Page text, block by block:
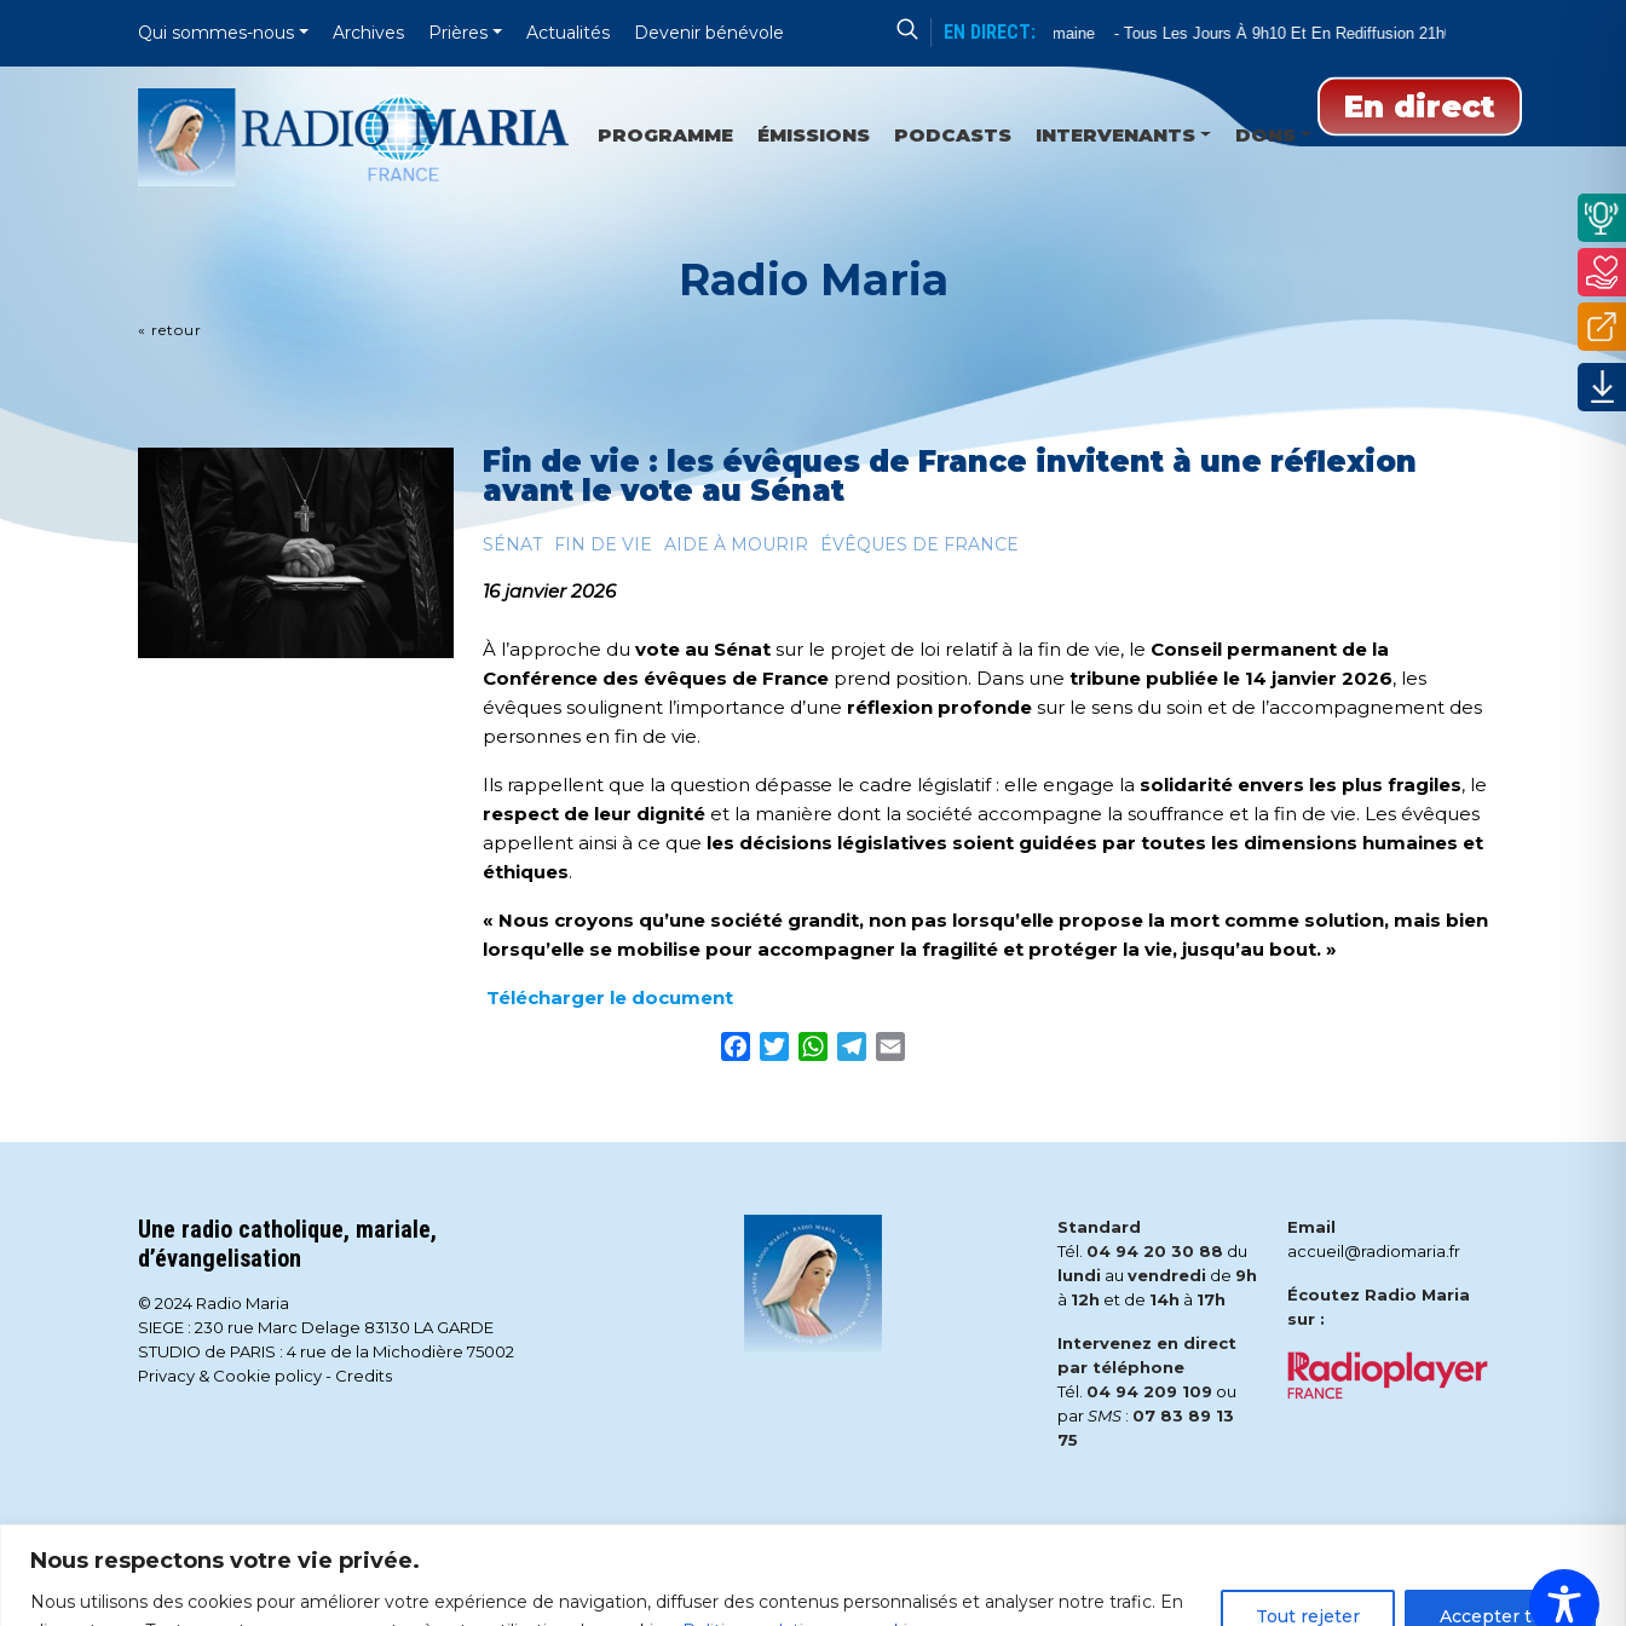
Nous respectons votre vie privée.
Nous utilisons des cookies pour améliorer votre expérience de navigation, diffuser des contenus personnalisés et analyser notre trafic. En
Tout rejeter Accepter tout
Qui sommes-nous Archives Prières Actualités Devenir bénévole EN DIRECT:
Formation Humaine Tous Les Jours À 9h10 Et En Rediffusion 21h00 Et 02h00
En direct
PROGRAMME ÉMISSIONS PODCASTS INTERVENANTS DONS
Radio Maria
« retour
Fin de vie : les évêques de France invitent à une réflexion
avant le vote au Sénat
SÉNAT FIN DE VIE AIDE À MOURIR ÉVÊQUES DE FRANCE
16 janvier 2026
À l’approche du vote au Sénat sur le projet de loi relatif à la fin de vie, le Conseil permanent de la
Conférence des évêques de France prend position. Dans une tribune publiée le 14 janvier 2026, les
évêques soulignent l’importance d’une réflexion profonde sur le sens du soin et de l’accompagnement des
personnes en fin de vie.
Ils rappellent que la question dépasse le cadre législatif : elle engage la solidarité envers les plus fragiles, le
respect de leur dignité et la manière dont la société accompagne la souffrance et la fin de vie. Les évêques
appellent ainsi à ce que les décisions législatives soient guidées par toutes les dimensions humaines et
éthiques.
« Nous croyons qu’une société grandit, non pas lorsqu’elle propose la mort comme solution, mais bien
lorsqu’elle se mobilise pour accompagner la fragilité et protéger la vie, jusqu’au bout. »
Télécharger le document
Facebook
TwitterWhatsApp
Telegram
Une radio catholique, mariale,
d’évangelisation
© 2024 Radio Maria
SIEGE : 230 rue Marc Delage 83130 LA GARDE
STUDIO de PARIS : 4 rue de la Michodière 75002
Privacy & Cookie policy- Credits
Standard
Tél. 04 94 20 30 88 du
lundi au vendredi de 9h
à 12h et de 14h à 17h
Intervenez en direct
par téléphone
Tél. 04 94 209 109 ou
parSMS : 07 83 89 13
75
Email
accueil@radiomaria.fr
Écoutez Radio Maria
sur :